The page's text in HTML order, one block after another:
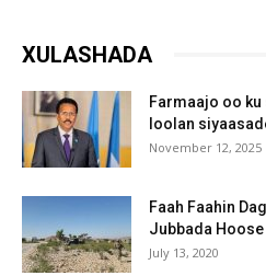
XULASHADA
Farmaajo oo
loolan
November 12, 2025
Faah Faahin
Jubbada Hoose
July 13, 2020